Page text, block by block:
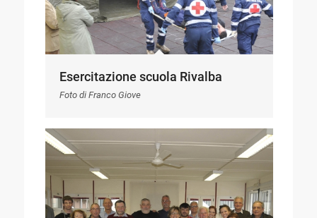
Esercitazione scuola Rivalba
Foto di Franco Giove